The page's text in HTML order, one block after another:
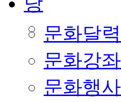
문화달력
문화강좌
문화행사